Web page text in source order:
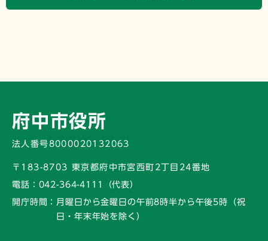
府中市役所
法人番号8000020132063
〒183-8703 東京都府中市宮西町2丁目24番地
電話： 042-364-4111（代表）
開庁時間： 月曜日から金曜日の午前8時半から午後5時 （祝
日・年末年始を除く）